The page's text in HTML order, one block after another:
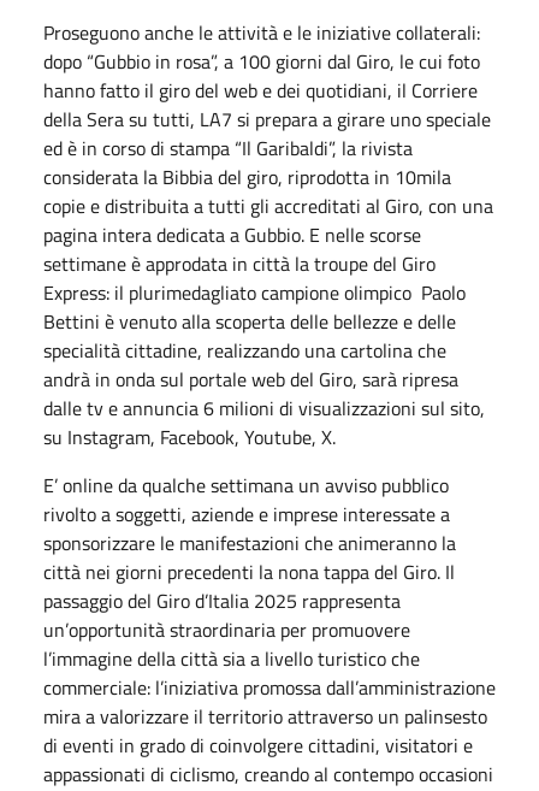
Proseguono anche le attività e le iniziative collaterali:
dopo “Gubbio in rosa”, a 100 giorni dal Giro, le cui foto
hanno fatto il giro del web e dei quotidiani, il Corriere
della Sera su tutti, LA7 si prepara a girare uno speciale
ed è in corso di stampa “Il Garibaldi”, la rivista
considerata la Bibbia del giro, riprodotta in 10mila
copie e distribuita a tutti gli accreditati al Giro, con una
pagina intera dedicata a Gubbio. E nelle scorse
settimane è approdata in città la troupe del Giro
Express: il plurimedagliato campione olimpico Paolo
Bettini è venuto alla scoperta delle bellezze e delle
specialità cittadine, realizzando una cartolina che
andrà in onda sul portale web del Giro, sarà ripresa
dalle tv e annuncia 6 milioni di visualizzazioni sul sito,
su Instagram, Facebook, Youtube, X.
E’ online da qualche settimana un avviso pubblico
rivolto a soggetti, aziende e imprese interessate a
sponsorizzare le manifestazioni che animeranno la
città nei giorni precedenti la nona tappa del Giro. Il
passaggio del Giro d’Italia 2025 rappresenta
un’opportunità straordinaria per promuovere
l’immagine della città sia a livello turistico che
commerciale: l’iniziativa promossa dall’amministrazione
mira a valorizzare il territorio attraverso un palinsesto
di eventi in grado di coinvolgere cittadini, visitatori e
appassionati di ciclismo, creando al contempo occasioni